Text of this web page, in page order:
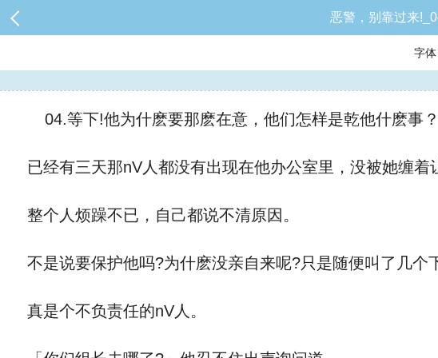
恶警，别靠过来
字体
04.等下!他为什麽要那麽在意，他们怎样是乾他什麽事
已经有三天那nV人都没有出现在他办公室里，没被她缠着
整个人烦躁不已，自己都说不清原因。
不是说要保护他吗?为什麽没亲自来呢?只是随便叫了几个
真是个不负责任的nV人。